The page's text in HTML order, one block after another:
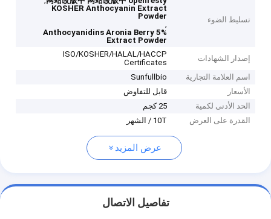
تسليط الضوء
KOSHER Anthocyanin Extract
Powder
,
5% Anthocyanidins Aronia Berry
Extract Powder
إصدار الشهادات
ISO/KOSHER/HALAL/HACCP
Certificates
اسم العلامة التجارية
Sunfullbio
الأسعار
قابل للتفاوض
الحد الأدنى لكمية
25 كجم
القدرة على العرض
10T / الشهر
عرض المزيد
تفاصيل الاتصال